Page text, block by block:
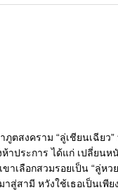
ภูตสงคราม “ลู่เชียนเฉีย
ประการ ได้แก่ เปลี่ยนห
าเลือกสวมรอยเป็น “ลู่ห
สามี หวังใช้เธอเป็นเพีย